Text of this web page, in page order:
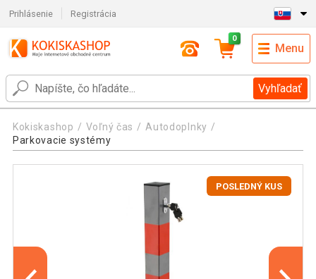
Prihlásenie Registrácia
Vyhľadať
0
Menu
Kokiskashop Voľný čas
Autodoplnky
Parkovacie systémy
POSLEDNÝ KUS